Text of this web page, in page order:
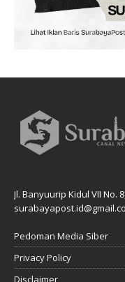
Jl. Banyuurip Kidul VII No.
Pedoman Media Siber
Privacy Policy
Disclaimer